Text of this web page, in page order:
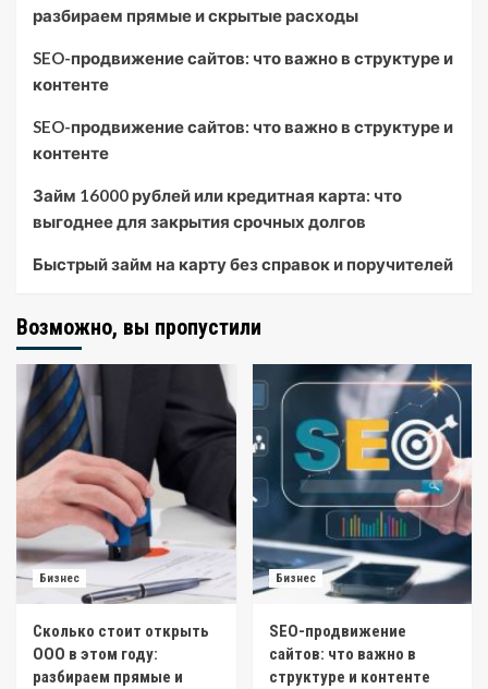
разбираем прямые и скрытые расходы
SEO-продвижение сайтов: что важно в структуре и
контенте
SEO-продвижение сайтов: что важно в структуре и
контенте
Займ 16000 рублей или кредитная карта: что
выгоднее для закрытия срочных долгов
Быстрый займ на карту без справок и поручителей
Возможно, вы пропустили
Бизнес
Сколько стоит открыть
ООО в этом году:
разбираем прямые и
Бизнес
SEO-продвижение
сайтов: что важно в
структуре и контенте